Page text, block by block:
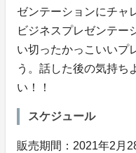
ゼンテーションにチャ
ビジネスプレゼンテー
い切ったかっこいいプ
う。話した後の気持ち
い！！
スケジュール
販売期間：2021年2月